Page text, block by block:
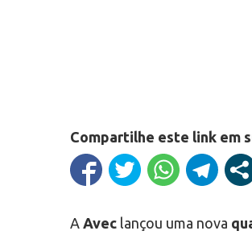
Compartilhe este link em
A Avec lançou uma nova